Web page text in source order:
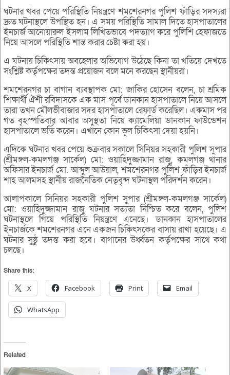
ঘটনার খবর পেয়ে পরিস্থিতি নিয়ন্ত্রণে শমশেরনগর পুলিশ ফাঁড়ির সদস্যরা
দ্রুত ঘটনাস্থলে উপস্থিত হন। এ সময় পরিস্থিতি সামাল দিতে হাসপাতালের
ইনচার্জ আনোয়ারুল ইসলাম লিখিতভাবে পদত্যাগ করে পুলিশি হেফাজতে
নিয়ে আসলে পরিস্থিতি শান্ত করার চেষ্টা করা হয়।
এ ঘটনায় চিকিৎসায় অবহেলার অভিযোগ উঠেছে কিনা তা খতিয়ে দেখতে
সংশ্লিষ্ট কর্তৃপক্ষের তদন্ত প্রয়োজন বলে মনে করছেন স্থানীয়রা।
শমশেরনগর চা বাগান ব্যবস্থাপক মো: জাকির হোসেন বলেন, চা শ্রমিক
শিক্ষার্থী ঐশী রবিদাসকে এক মাস পূর্বে ডানকান হাসপাতালে নিয়ে আসলে
তারা তখন মৌলভীবাজার সদর হাসপাতালে রেফার্ড করেছিল। একমাস পর
গত বৃহস্পতিবার আবার অসুস্থতা নিয়ে ক্যামেলিয়া ডানকান ফাউন্ডেশন
হাসপাতালে ভর্তি করেন। এখানে কোন ভূল চিকিৎসা দেয়া হয়নি।
এদিকে ঘটনার খবর পেয়ে শুক্রবার সকালে সিনিয়র সহকারী পুলিশ সুপার
(শ্রীমঙ্গল-কমলগঞ্জ সার্কেল) মো: ওয়াহিদুজ্জামান রাজু, কমলগঞ্জ থানার
অফিসার ইনচার্জ মো. আব্দুল আউয়াল, শমশেরনগর পুলিশ ফাঁড়ির ইনচার্জ
শাহ আলমসহ স্থানীয় রাজনৈতিক নেতৃবৃন্দ ঘটনাস্থল পরিদর্শন করেন।
আলাপকালে সিনিয়র সহকারী পুলিশ সুপার (শ্রীমঙ্গল-কমলগঞ্জ সার্কেল)
মো: ওয়াহিদুজ্জামান রাজু ঘটনার সত্যতা নিশ্চিত করে বলেন, পুলিশ
ঘটনাস্থলে গিয়ে পরিস্থিতি নিয়ন্ত্রণে এনেছে। ডানকান হাসপাতালের
ইনচার্জকে শমশেরনগর এনে একজন চিকিৎসকের বাসায় রাখা হয়েছে। এ
ঘটনার সুষ্ঠু তদন্ত করা হবে। বাগানের উর্ধ্বতন কর্তৃপক্ষের সাথে কথা
চলছে।
Share this:
X Facebook Print Email
WhatsApp
Related